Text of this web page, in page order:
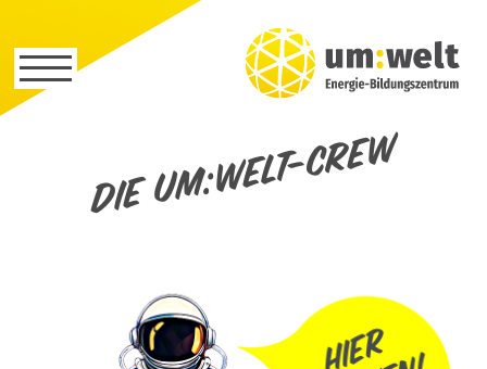
Die um:welt-Crew